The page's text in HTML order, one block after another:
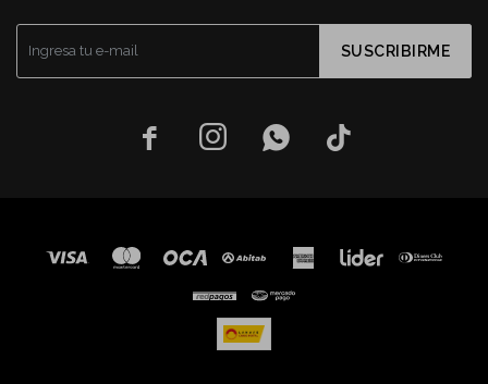
SUSCRIBIRME
   